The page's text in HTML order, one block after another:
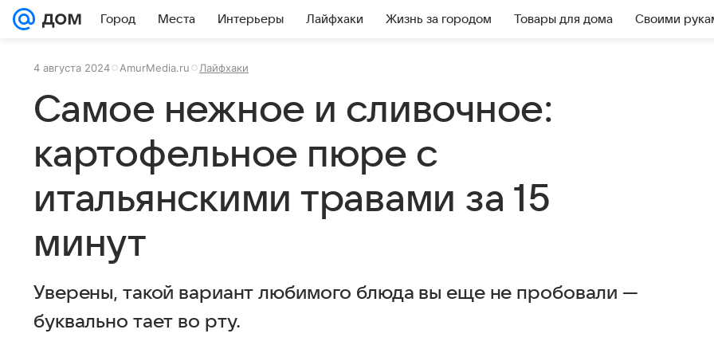
Город Места Интерьеры Лайфхаки Жизнь за городом Товары для дома Своими
4 августа 2024 AmurMedia.ru Лайфхаки
Самое нежное и сливочное:
картофельное пюре с
итальянскими травами за 15
минут
Уверены, такой вариант любимого блюда вы еще не пробовали —
буквально тает во рту.